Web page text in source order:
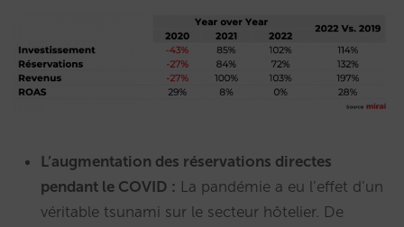
L’augmentation des réservations directes
pendant le COVID : La pandémie a eu l’effet d’un
véritable tsunami sur le secteur hôtelier. De